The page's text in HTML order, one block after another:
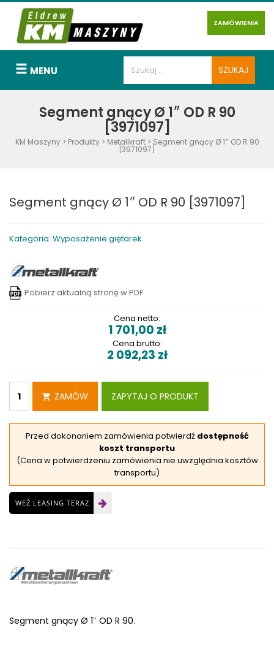
ZAMÓWIENIA
MENU
Segment gnący Ø 1″ OD R 90
[3971097]
KM Maszyny> Produkty> Metallkraft> Segment gnący Ø 1″ OD R 90
[3971097]
Segment gnący Ø 1″ OD R 90 [3971097]
Kategoria: Wyposażenie giętarek
Pobierz aktualną stronę w PDF
Cena netto:
1 701,00 zł
Cena brutto:
2 092,23 zł
ZAMÓW ZAPYTAJ O PRODUKT
Przed dokonaniem zamówienia potwierdź dostępność
koszt transportu
(Cena w potwierdzeniu zamówienia nie uwzględnia kosztów
transportu)
WEŹ LEASING TERAZ
Segment gnący Ø 1″ OD R 90.